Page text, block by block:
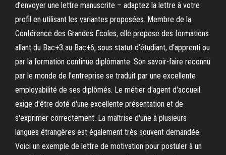
d’envoyer une lettre manuscrite – adaptez la lettre à votre
profil en utilisant les variantes proposées. Membre de la
Conférence des Grandes Ecoles, elle propose des formations
allant du Bac+3 au Bac+6, sous statut d’étudiant, d’apprenti ou
par la formation continue diplômante. Son savoir-faire reconnu
par le monde de l’entreprise se traduit par une excellente
employabilité de ses diplômés. Le métier d'agent d'accueil
exige d'être doté d'une excellente présentation et de
s'exprimer correctement. La maîtrise d'une à plusieurs
langues étrangères est également très souvent demandée.
Voici un exemple de lettre de motivation pour postuler à un